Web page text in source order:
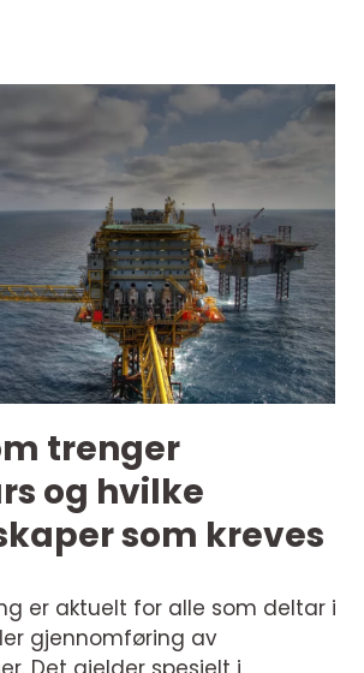
trenger
og hvilke
som kreves
er aktuelt for alle som deltar i
gjennomføring av